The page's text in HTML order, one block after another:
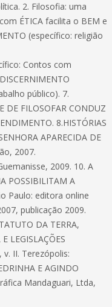
2. Filosofia: uma
ÉTICA facilita o BEM e
(específico: religião
Contos com
público). 7.
DE FILOSOFAR CONDUZ
8.HISTÓRIAS
APARECIDA DE
2007.
2009. 10. A
POSSIBILITAM A
Paulo: editora online
publicação 2009.
DA TERRA,
LEGISLAÇÕES
v. II. Terezópolis:
E AGINDO
Mandaguari, Ltda,